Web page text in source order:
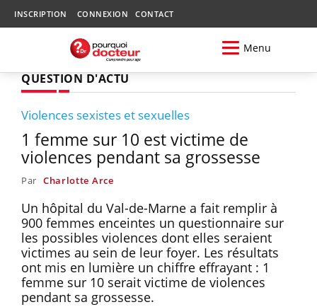
INSCRIPTION CONNEXION CONTACT
Menu
QUESTION D'ACTU
Violences sexistes et sexuelles
1 femme sur 10 est victime de
violences pendant sa grossesse
Par Charlotte Arce
Un hôpital du Val-de-Marne a fait remplir à
900 femmes enceintes un questionnaire sur
les possibles violences dont elles seraient
victimes au sein de leur foyer. Les résultats
ont mis en lumière un chiffre effrayant : 1
femme sur 10 serait victime de violences
pendant sa grossesse.